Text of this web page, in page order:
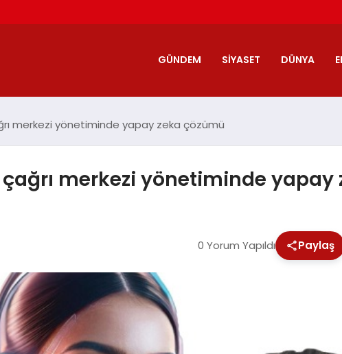
GÜNDEM SIYASET DÜNYA
merkezi yönetiminde yapay zeka çözümü
çağrı merkezi yönetiminde
0 Yorum Yapıldı Paylaş